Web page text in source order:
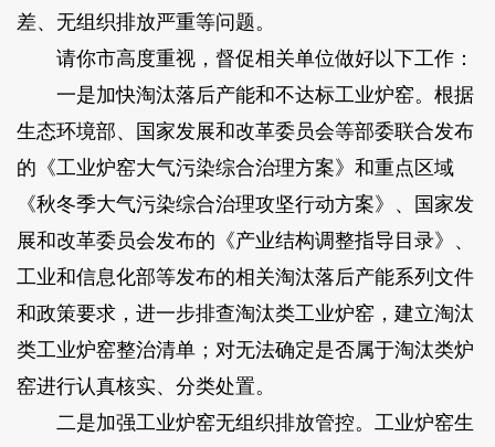
差、无组织排放严重等问题。
请你市高度重视，督促相关单位做好以下工作：
一是加快淘汰落后产能和不达标工业炉窑。根据
生态环境部、国家发展和改革委员会等部委联合发布
的《工业炉窑大气污染综合治理方案》和重点区域
《秋冬季大气污染综合治理攻坚行动方案》、国家发
展和改革委员会发布的《产业结构调整指导目录》、
工业和信息化部等发布的相关淘汰落后产能系列文件
和政策要求，进一步排查淘汰类工业炉窑，建立淘汰
类工业炉窑整治清单；对无法确定是否属于淘汰类炉
窑进行认真核实、分类处置。
二是加强工业炉窑无组织排放管控。工业炉窑生